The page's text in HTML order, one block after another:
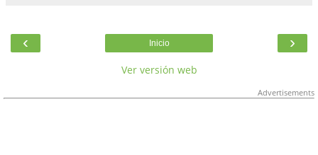
‹ ›
Inicio
Ver versión web
Advertisements